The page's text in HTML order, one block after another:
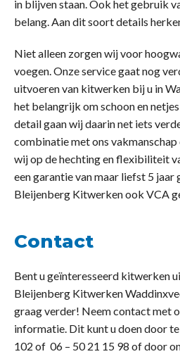
in blijven staan. Ook het gebruik
belang. Aan dit soort details
Niet alleen zorgen wij voor
voegen. Onze service gaat nog
uitvoeren van kitwerken bij u in
het belangrijk om schoon en
detail gaan wij daarin net iets
combinatie met ons
wij op de hechting en flexibiliteit
een garantie van maar liefst 5 jaar
Bleijenberg Kitwerken ook VCA
Contact
Bent u geïnteresseerd kitwerken
Bleijenberg Kitwerken
graag verder! Neem contact met
informatie. Dit kunt u doen door
102 of 06 – 50 21 15 98 of door